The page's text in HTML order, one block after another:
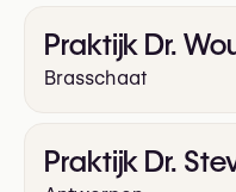
Praktijk Dr.
Brasschaat
Praktijk Dr.